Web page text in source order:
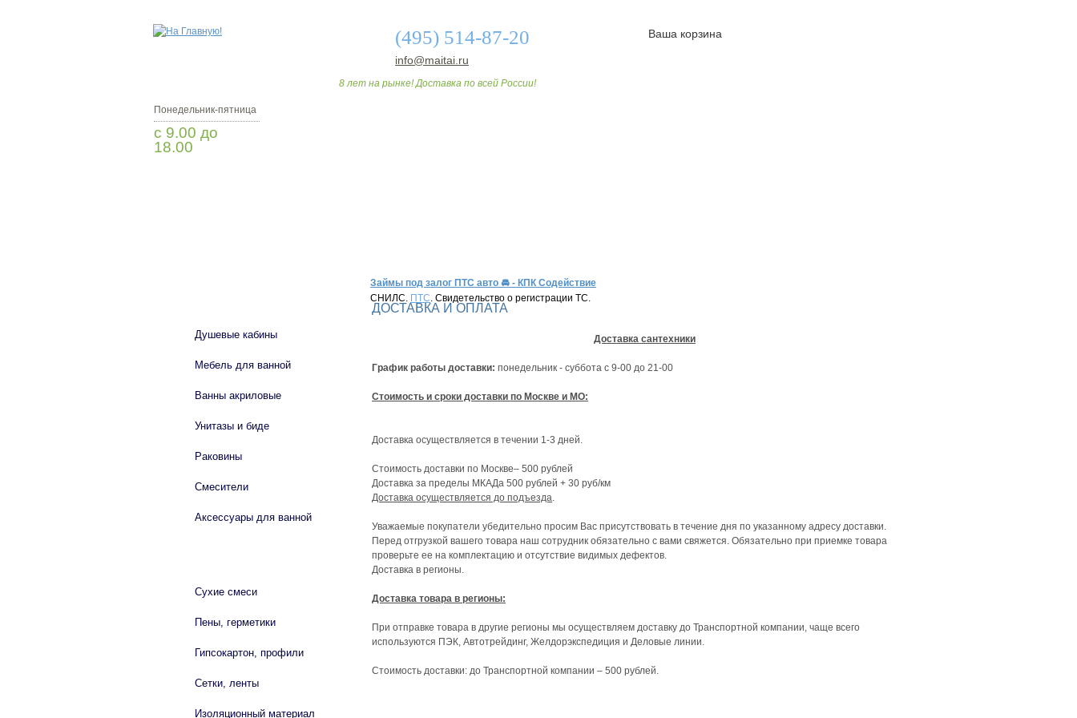
(495) 514-87-20
info@maitai.ru
8 лет на рынке! Доставка по всей России!
Ваша корзина
Понедельник-пятница
с 9.00 до
18.00
Займы под залог ПТС авто 🚘 - КПК Содействие
СНИЛС. ПТС. Свидетельство о регистрации ТС.
ДОСТАВКА И ОПЛАТА
Доставка сантехники
График работы доставки: понедельник - суббота с 9-00 до 21-00
Стоимость и сроки доставки по Москве и МО:
Доставка осуществляется в течении 1-3 дней.
Стоимость доставки по Москве– 500 рублей
Доставка за пределы МКАДа 500 рублей + 30 руб/км
Доставка осуществляется до подъезда.
Уважаемые покупатели убедительно просим Вас присутствовать в течение дня по указанному адресу доставки.
Перед отгрузкой вашего товара наш сотрудник обязательно с вами свяжется. Обязательно при приемке товара
проверьте ее на комплектацию и отсутствие видимых дефектов.
Доставка в регионы.
Доставка товара в регионы:
При отправке товара в другие регионы мы осуществляем доставку до Транспортной компании, чаще всего
используются ПЭК, Автотрейдинг, Желдорэкспедиция и Деловые линии.
Стоимость доставки: до Транспортной компании – 500 рублей.
Душевые кабины
Мебель для ванной
Ванны акриловые
Унитазы и биде
Раковины
Смесители
Аксессуары для ванной
Сухие смеси
Пены, герметики
Гипсокартон, профили
Сетки, ленты
Изоляционный материал